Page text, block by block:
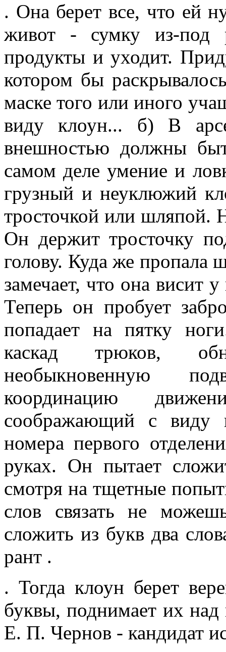
. Она берет все, что ей
живот - сумку из-под
продукты и уходит.
котором бы
маске того или иного
виду клоун... б) В
внешностью должны
самом деле умение и
грузный и неуклюжий
тросточкой или шляпой.
Он держит тросточку
голову. Куда же пропала
замечает, что она висит
Теперь он пробует
попадает на пятку
каскад трюков,
необыкновенную
координацию
соображающий с виду
номера первого
руках. Он пытает
смотря на тщетные
слов связать не
сложить из букв два
рант .
. Тогда клоун берет
буквы, поднимает их над
Е. П. Чернов - кандидат